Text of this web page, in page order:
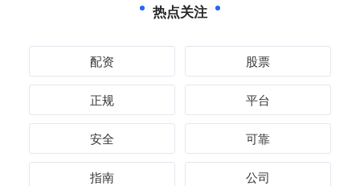
热点关注
配资 股票
正规 平台
安全 可靠
指南 公司